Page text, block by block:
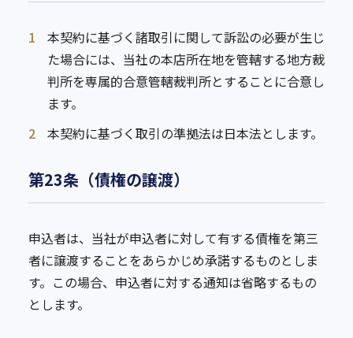
1
本契約に基づく諸取引に関して訴訟の必要が生じ
た場合には、当社の本店所在地を管轄する地方裁
判所を専属的合意管轄裁判所とすることに合意し
ます。
2
本契約に基づく取引の準拠法は日本法とします。
第23条（債権の譲渡）
申込者は、当社が申込者に対して有する債権を第三
者に譲渡することをあらかじめ承諾するものとしま
す。この場合、申込者に対する通知は省略するもの
とします。